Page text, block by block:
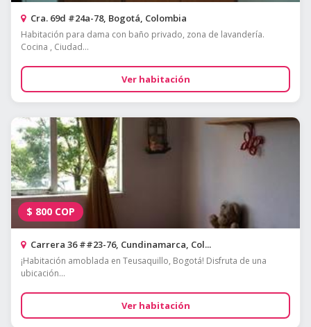
Cra. 69d #24a-78, Bogotá, Colombia
Habitación para dama con baño privado, zona de lavandería.
Cocina , Ciudad...
Ver habitación
$ 800 COP
Carrera 36 ##23-76, Cundinamarca, Col...
¡Habitación amoblada en Teusaquillo, Bogotá! Disfruta de una
ubicación...
Ver habitación